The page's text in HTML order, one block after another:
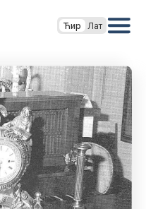
Ћир Лат